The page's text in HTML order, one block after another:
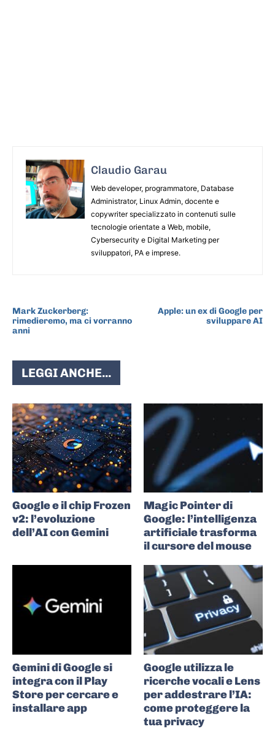
Claudio Garau
Web developer, programmatore, Database
Administrator, Linux Admin, docente e
copywriter specializzato in contenuti sulle
tecnologie orientate a Web, mobile,
Cybersecurity e Digital Marketing per
sviluppatori, PA e imprese.
Mark Zuckerberg:
rimedieremo, ma ci vorranno
anni
Apple: un ex di Google per
sviluppare AI
LEGGI ANCHE...
Google e il chip Frozen
v2: l’evoluzione
dell’AI con Gemini
Magic Pointer di
Google: l’intelligenza
artificiale trasforma
il cursore del mouse
Gemini di Google si
integra con il Play
Store per cercare e
installare app
Google utilizza le
ricerche vocali e Lens
per addestrare l’IA:
come proteggere la
tua privacy